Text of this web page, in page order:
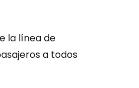
la línea de
a todos